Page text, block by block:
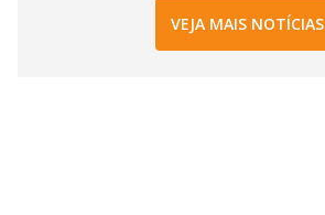
VEJA MAIS NOTÍCIAS